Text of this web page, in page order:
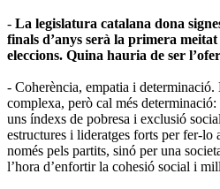
- La legislatura catalana dona
finals d’anys serà la primera
eleccions. Quina hauria de ser
- Coherència, empatia i determinació.
complexa, però cal més
uns índexs de pobresa i exclusió
estructures i lideratges forts per fer-lo
només pels partits, sinó per una
l’hora d’enfortir la cohesió social i